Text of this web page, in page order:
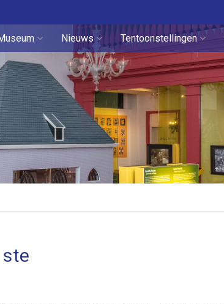
Nieuws Tentoonstellingen